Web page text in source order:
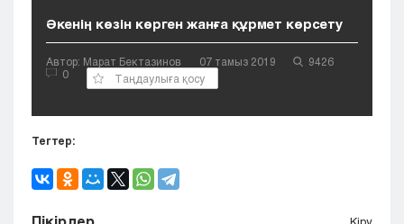
Әкенің көзін көрген жанға құрмет көрсету
Автор: Марат Бектазинов 07 тамыз 2019
9426
0
Таңдаулыға қосу
Тегтер: